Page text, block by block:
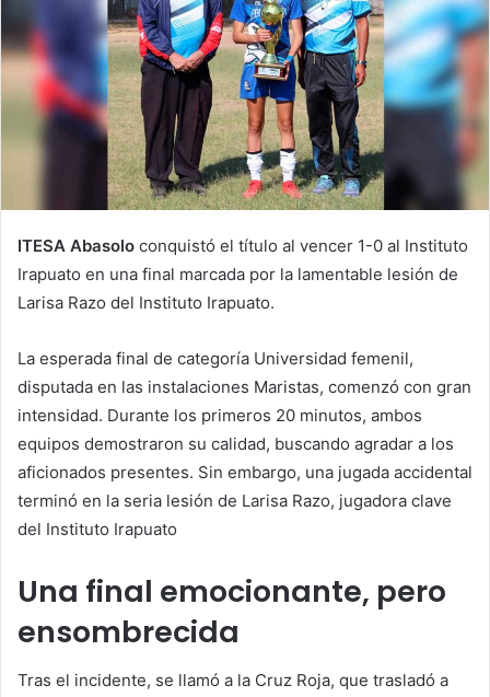
ITESA Abasolo conquistó el título al vencer 1-0 al Instituto
Irapuato en una final marcada por la lamentable lesión de
Larisa Razo del Instituto Irapuato.
La esperada final de categoría Universidad femenil,
disputada en las instalaciones Maristas, comenzó con gran
intensidad. Durante los primeros 20 minutos, ambos
equipos demostraron su calidad, buscando agradar a los
aficionados presentes. Sin embargo, una jugada accidental
terminó en la seria lesión de Larisa Razo, jugadora clave
del Instituto Irapuato
Una final emocionante, pero
ensombrecida
Tras el incidente, se llamó a la Cruz Roja, que trasladó a